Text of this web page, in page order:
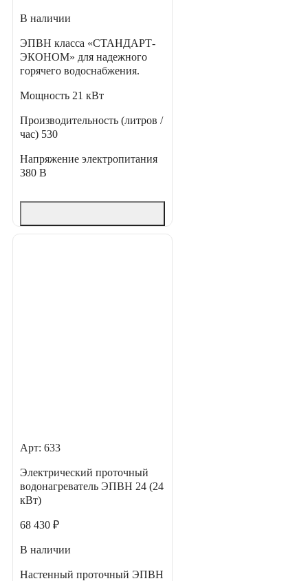
В наличии
ЭПВН класса «СТАНДАРТ-
ЭКОНОМ» для надежного
горячего водоснабжения.
Мощность 21 кВт
Производительность (литров /
час) 530
Напряжение электропитания
380 В
Арт: 633
Электрический проточный
водонагреватель ЭПВН 24 (24
кВт)
68 430 ₽
В наличии
Настенный проточный ЭПВН